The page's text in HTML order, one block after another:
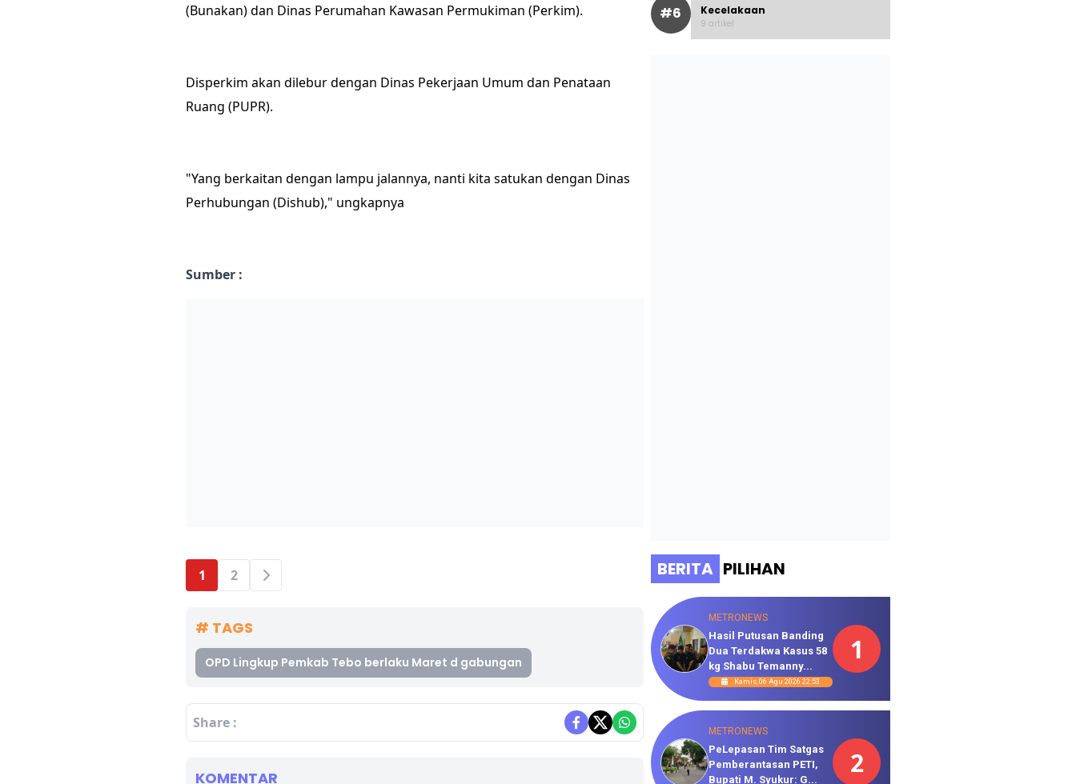
(Bunakan) dan Dinas Perumahan Kawasan Permukiman (Perkim).
Disperkim akan dilebur dengan Dinas Pekerjaan Umum dan Penataan
Ruang (PUPR).
"Yang berkaitan dengan lampu jalannya, nanti kita satukan dengan Dinas
Perhubungan (Dishub)," ungkapnya
Sumber :
1 2
# TAGS
OPD Lingkup Pemkab Tebo berlaku Maret d gabungan
Share :
KOMENTAR
#6 Kecelakaan
9 artikel
BERITA PILIHAN
METRONEWS
Hasil Putusan Banding
Dua Terdakwa Kasus 58
kg Shabu Temanny...
Kamis, 06 Agu 2026 22:53
1
METRONEWS
PeLepasan Tim Satgas
Pemberantasan PETI,
Bupati M. Syukur: G...
2